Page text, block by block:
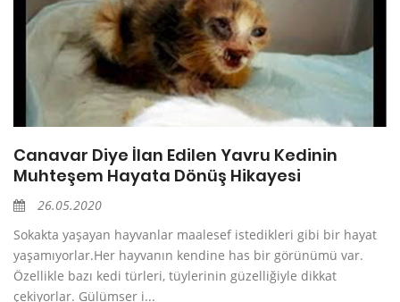
Canavar Diye İlan Edilen Yavru Kedinin
Muhteşem Hayata Dönüş Hikayesi
26.05.2020
Sokakta yaşayan hayvanlar maalesef istedikleri gibi bir hayat
yaşamıyorlar.Her hayvanın kendine has bir görünümü var.
Özellikle bazı kedi türleri, tüylerinin güzelliğiyle dikkat
çekiyorlar. Gülümser i...